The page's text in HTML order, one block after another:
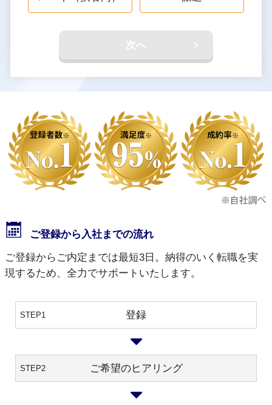
次へ
ご登録から入社までの流れ
ご登録からご内定までは最短3日。納得のいく転職を実
現するため、全力でサポートいたします。
STEP1 登録
STEP2 ご希望のヒアリング